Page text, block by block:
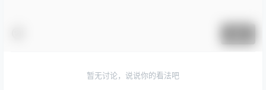
暂无讨论，说说你的看法吧